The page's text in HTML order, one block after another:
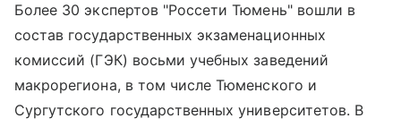
Более 30 экспертов "Россети Тюмень" вошли в
состав государственных экзаменационных
комиссий (ГЭК) восьми учебных заведений
макрорегиона, в том числе Тюменского и
Сургутского государственных университетов. В